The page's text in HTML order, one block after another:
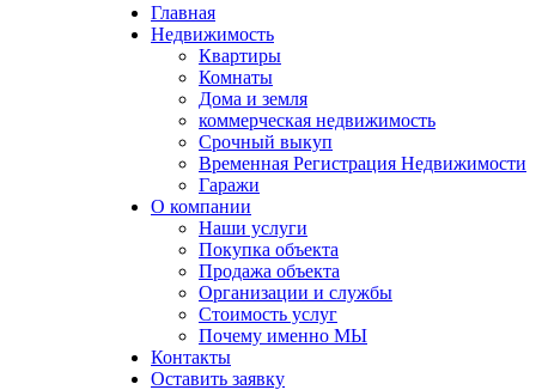
Главная
Недвижимость
Квартиры
Комнаты
Дома и земля
коммерческая недвижимость
Срочный выкуп
Временная Регистрация Недвижимости
Гаражи
О компании
Наши услуги
Покупка объекта
Продажа объекта
Организации и службы
Стоимость услуг
Почему именно МЫ
Контакты
Оставить заявку